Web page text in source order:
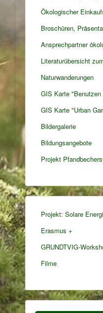
Ökologischer
Broschüren,
Ansprechpartner
Literaturübersicht
Naturwanderungen
GIS Karte
GIS Karte "Urban
Bildergalerie
Bildungsangebote
Projekt
Projekt: Solare
Erasmus +
GRUNDTVIG-
Filme